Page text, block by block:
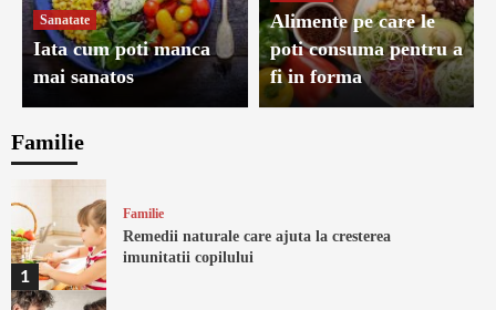
Sanatate
Iata cum poti manca
mai sanatos
Alimente pe care le
poti consuma pentru a
fi in forma
Familie
1
Familie
Remedii naturale care ajuta la cresterea
imunitatii copilului